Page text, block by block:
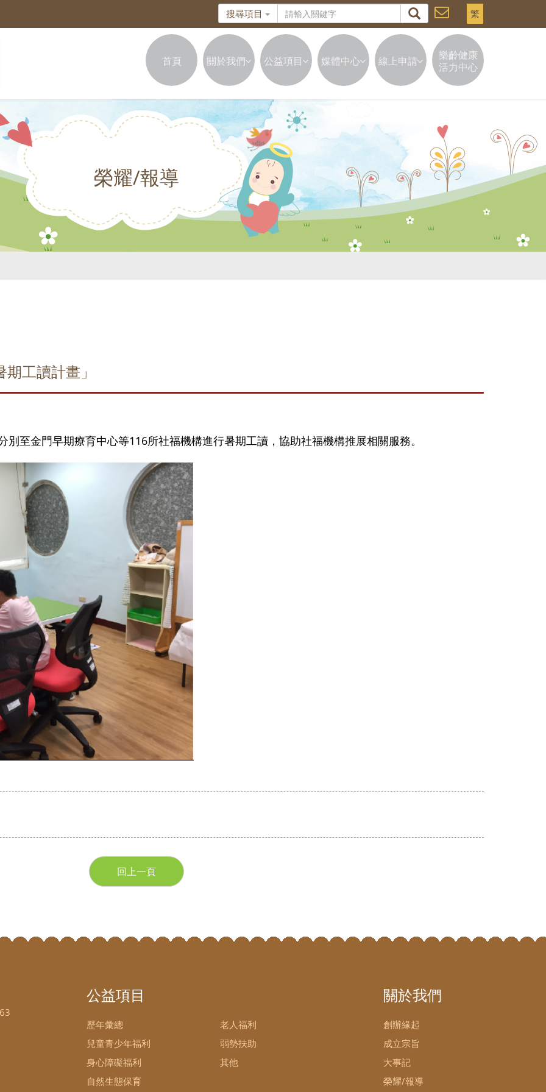
繁
搜尋項目
首頁 關於我們 公益項目 媒體中心 線上申請
樂齡健康
活力中心
榮耀/報導
工讀計畫」
至金門早期療育中心等116所社福機構進行暑期工讀，協助社福機構推展相關服務。
回上一頁
公益項目
歷年彙總
老人福利
兒童青少年福利
弱勢扶助
身心障礙福利
其他
自然生態保育
關於我們
創辦緣起
成立宗旨
大事記
榮耀/報導